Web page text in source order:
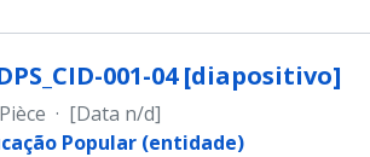
001-04 [diapositivo]
Pièce · [Data n/d]
Popular (entidade)